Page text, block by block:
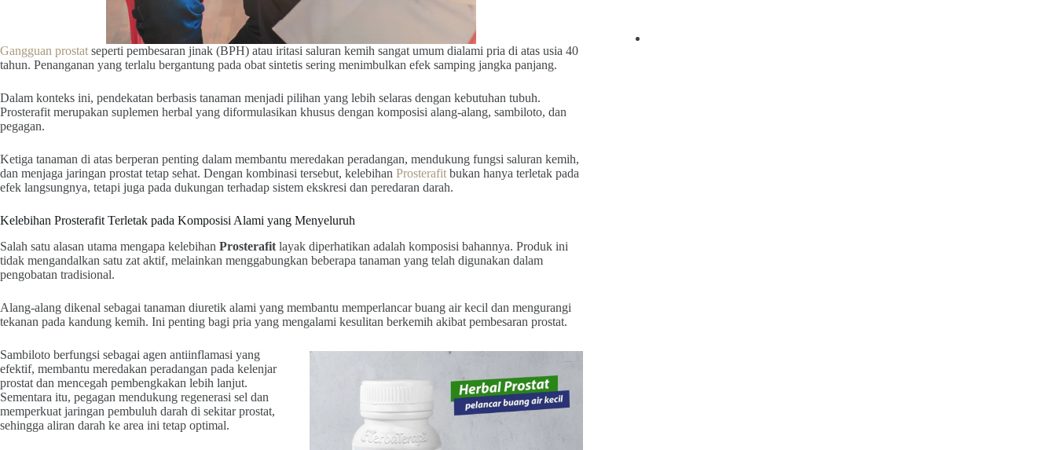
Gangguan prostat seperti pembesaran jinak (BPH) atau iritasi saluran kemih sangat umum dialami pria di atas usia 40
tahun. Penanganan yang terlalu bergantung pada obat sintetis sering menimbulkan efek samping jangka panjang.
Dalam konteks ini, pendekatan berbasis tanaman menjadi pilihan yang lebih selaras dengan kebutuhan tubuh.
Prosterafit merupakan suplemen herbal yang diformulasikan khusus dengan komposisi alang-alang, sambiloto, dan
pegagan.
Ketiga tanaman di atas berperan penting dalam membantu meredakan peradangan, mendukung fungsi saluran kemih,
dan menjaga jaringan prostat tetap sehat. Dengan kombinasi tersebut, kelebihan Prosterafit bukan hanya terletak pada
efek langsungnya, tetapi juga pada dukungan terhadap sistem ekskresi dan peredaran darah.
Kelebihan Prosterafit Terletak pada Komposisi Alami yang Menyeluruh
Salah satu alasan utama mengapa kelebihan Prosterafit layak diperhatikan adalah komposisi bahannya. Produk ini
tidak mengandalkan satu zat aktif, melainkan menggabungkan beberapa tanaman yang telah digunakan dalam
pengobatan tradisional.
Alang-alang dikenal sebagai tanaman diuretik alami yang membantu memperlancar buang air kecil dan mengurangi
tekanan pada kandung kemih. Ini penting bagi pria yang mengalami kesulitan berkemih akibat pembesaran prostat.
Sambiloto berfungsi sebagai agen antiinflamasi yang
efektif, membantu meredakan peradangan pada kelenjar
prostat dan mencegah pembengkakan lebih lanjut.
Sementara itu, pegagan mendukung regenerasi sel dan
memperkuat jaringan pembuluh darah di sekitar prostat,
sehingga aliran darah ke area ini tetap optimal.